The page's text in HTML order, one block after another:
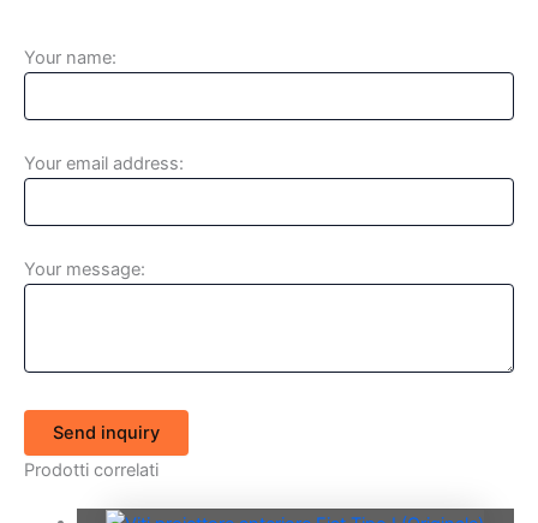
Your name:
Your email address:
Your message:
Send inquiry
Prodotti correlati